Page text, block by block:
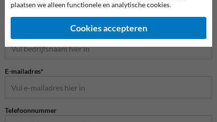
E-mailadres*
Telefoonnummer
plaatsen we alleen functionele en analytische cookies.
Cookies accepteren